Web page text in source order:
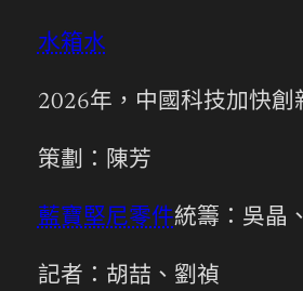
水箱水
2026年，中國科技加快創
策劃：陳芳
藍寶堅尼零件統籌：吳晶
記者：胡喆、劉禎